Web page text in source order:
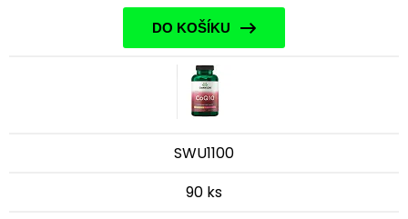
DO KOŠÍKU
SWU1100
90 ks